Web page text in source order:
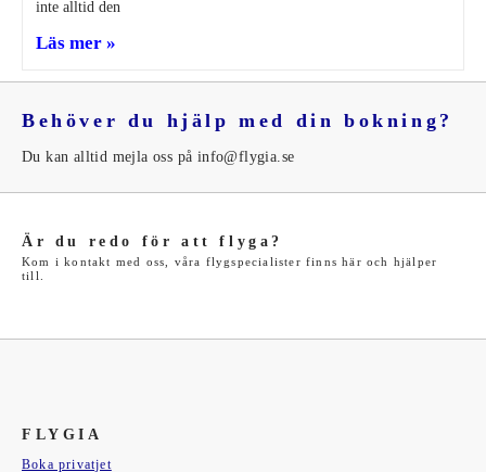
inte alltid den
Läs mer »
Behöver du hjälp med din bokning?
Du kan alltid mejla oss på info@flygia.se
Är du redo för att flyga?
Kom i kontakt med oss, våra flygspecialister finns här och hjälper
till.
FLYGIA
Boka privatjet